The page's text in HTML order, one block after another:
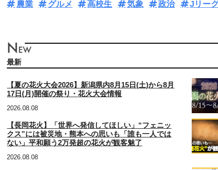
農業
グルメ 高校生 気象 政治 Jリー
最新
【夏の花火大会2026】新潟県内8月15日(土)から8月
17日(月)開催の祭り・花火大会情報
2026.08.08
【長岡花火】「世界へ発信してほしい」“フェニッ
クス”には被災地・熊本への思いも「誰も一人では
ない」平和願う2万発超の花火が観客魅了
2026.08.08